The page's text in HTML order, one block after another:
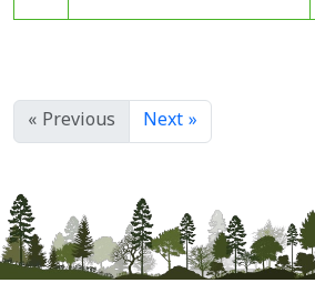
« Previous Next »